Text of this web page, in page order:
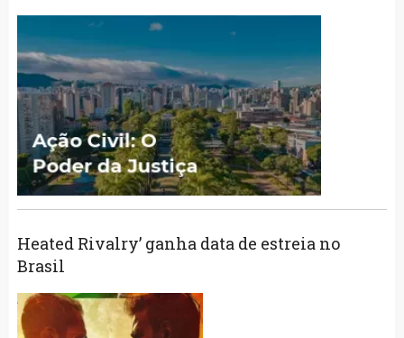
Heated Rivalry’ ganha data de estreia no
Brasil